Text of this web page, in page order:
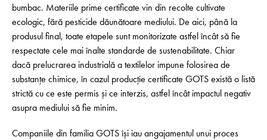
bumbac. Materiile prime certificate vin din recolte cultivate
ecologic, fără pesticide dăunătoare mediului. De aici, până la
produsul final, toate etapele sunt monitorizate astfel încât să fie
respectate cele mai înalte standarde de suste­nabi­litate. Chiar
dacă prelucrarea industrială a textilelor impune folosirea de
substanțe chimice, în cazul producție certificate GOTS există o listă
strictă cu ce este permis și ce interzis, astfel încât impactul negativ
asupra mediului să fie minim.
Companiile din familia GOTS își iau angajamentul unui proces